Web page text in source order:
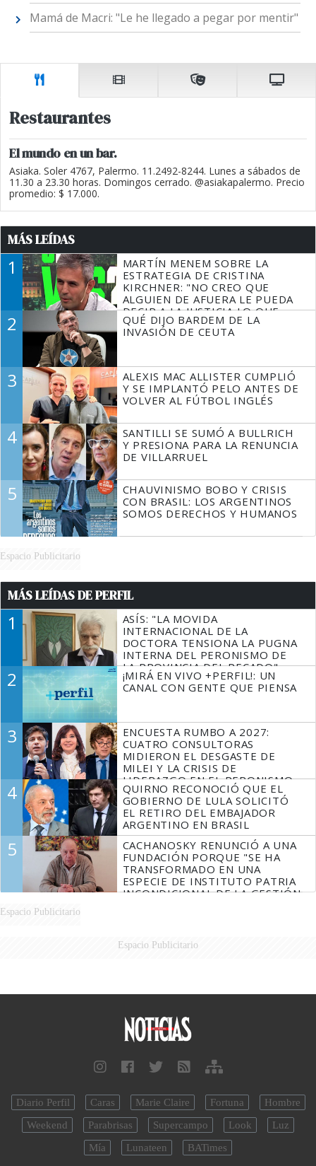
Mamá de Macri: "Le he llegado a pegar por mentir"
Restaurantes
El mundo en un bar.
Asiaka. Soler 4767, Palermo. 11.2492-8244. Lunes a sábados de
11.30 a 23.30 horas. Domingos cerrado. @asiakapalermo. Precio
promedio: $ 17.000.
MÁS LEÍDAS
1
MARTÍN MENEM SOBRE LA
ESTRATEGIA DE CRISTINA
KIRCHNER: "NO CREO QUE
ALGUIEN DE AFUERA LE PUEDA
DECIR A LA JUSTICIA LO QUE
TIENE QUE HACER"
2
QUÉ DIJO BARDEM DE LA
INVASIÓN DE CEUTA
3
ALEXIS MAC ALLISTER CUMPLIÓ
Y SE IMPLANTÓ PELO ANTES DE
VOLVER AL FÚTBOL INGLÉS
4
SANTILLI SE SUMÓ A BULLRICH
Y PRESIONA PARA LA RENUNCIA
DE VILLARRUEL
5
CHAUVINISMO BOBO Y CRISIS
CON BRASIL: LOS ARGENTINOS
SOMOS DERECHOS Y HUMANOS
Espacio Publicitario
MÁS LEÍDAS DE PERFIL
1
ASÍS: "LA MOVIDA
INTERNACIONAL DE LA
DOCTORA TENSIONA LA PUGNA
INTERNA DEL PERONISMO DE
LA PROVINCIA DEL PECADO"
2
¡MIRÁ EN VIVO +PERFIL!: UN
CANAL CON GENTE QUE PIENSA
3
ENCUESTA RUMBO A 2027:
CUATRO CONSULTORAS
MIDIERON EL DESGASTE DE
MILEI Y LA CRISIS DE
LIDERAZGO EN EL PERONISMO
4
QUIRNO RECONOCIÓ QUE EL
GOBIERNO DE LULA SOLICITÓ
EL RETIRO DEL EMBAJADOR
ARGENTINO EN BRASIL
5
CACHANOSKY RENUNCIÓ A UNA
FUNDACIÓN PORQUE "SE HA
TRANSFORMADO EN UNA
ESPECIE DE INSTITUTO PATRIA
INCONDICIONAL DE LA GESTIÓN
Espacio Publicitario
Espacio Publicitario
Diario Perfil Caras Marie Claire Fortuna
Hombre
Weekend
Parabrisas Supercampo Look
Luz
Mía
Lunateen BATimes